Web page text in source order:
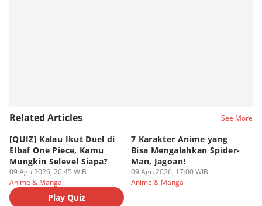
Related Articles See More
[QUIZ] Kalau Ikut Duel di
Elbaf One Piece, Kamu
Mungkin Selevel Siapa?
09 Agu 2026, 20:45 WIB
Anime & Manga
Play Quiz
7 Karakter Anime yang
Bisa Mengalahkan Spider-
Man, Jagoan!
09 Agu 2026, 17:00 WIB
Anime & Manga